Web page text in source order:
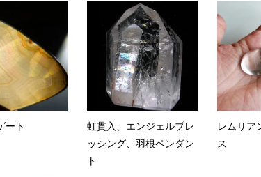
ート
虹貫入、エンジェルブレ
ッシング、羽根ペンダン
ト
レムリア
ス